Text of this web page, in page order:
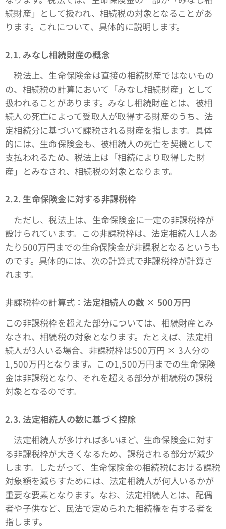
続財産」として扱われ、相続税の対象となることがあ
ります。これについて、具体的に説明します。
2.1. みなし相続財産の概念
税法上、生命保険金は直接の相続財産ではないもの
の、相続税の計算において「みなし相続財産」として
扱われることがあります。みなし相続財産とは、被相
続人の死亡によって受取人が取得する財産のうち、法
定相続分に基づいて課税される財産を指します。具体
的には、生命保険金も、被相続人の死亡を契機として
支払われるため、税法上は「相続により取得した財
産」とみなされ、相続税の対象となります。
2.2. 生命保険金に対する非課税枠
ただし、税法上は、生命保険金に一定の非課税枠が
設けられています。この非課税枠は、法定相続人1人あ
たり500万円までの生命保険金が非課税となるというも
のです。具体的には、次の計算式で非課税枠が計算さ
れます。
非課税枠の計算式：法定相続人の数 × 500万円
この非課税枠を超えた部分については、相続財産とみ
なされ、相続税の対象となります。たとえば、法定相
続人が3人いる場合、非課税枠は500万円 × 3人分の
1,500万円となります。この1,500万円までの生命保険
金は非課税となり、それを超える部分が相続税の課税
対象となるのです。
2.3. 法定相続人の数に基づく控除
法定相続人が多ければ多いほど、生命保険金に対す
る非課税枠が大きくなるため、課税される部分が減少
します。したがって、生命保険金の相続税における課税
対象額を減らすためには、法定相続人が何人いるかが
重要な要素となります。なお、法定相続人とは、配偶
者や子供など、民法で定められた相続権を有する者を
指します。